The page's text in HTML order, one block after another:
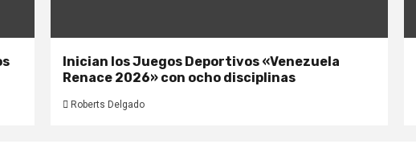
Inician los Juegos Deportivos «Venezuela
Renace 2026» con ocho disciplinas
Roberts Delgado